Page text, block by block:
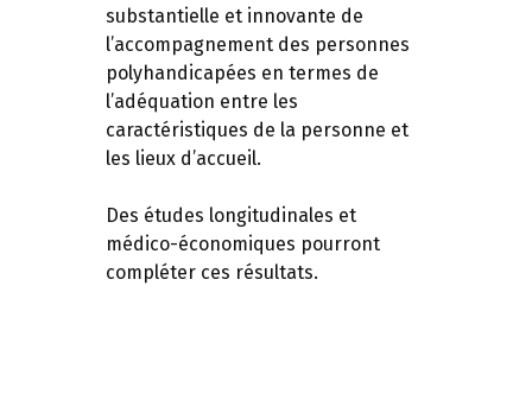
substantielle et innovante de
l’accompagnement des personnes
polyhandicapées en termes de
l’adéquation entre les
caractéristiques de la personne et
les lieux d’accueil.
Des études longitudinales et
médico-économiques pourront
compléter ces résultats.